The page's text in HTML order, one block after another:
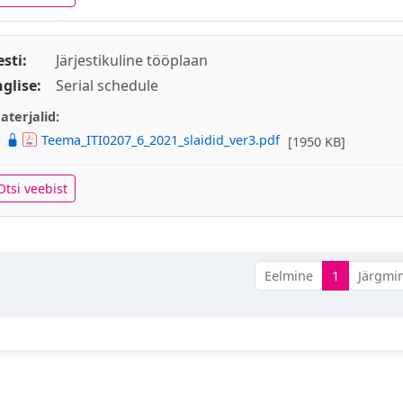
Järjestikuline tööplaan
Serial schedule
Teema_ITI0207_6_2021_slaidid_ver3.pdf [1950 KB]
veebist
Eelmine 1